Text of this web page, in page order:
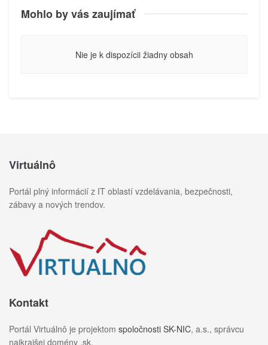
Mohlo by vás zaujímať
Nie je k dispozícii žiadny obsah
Virtuálnô
Portál plný informácií z IT oblastí vzdelávania, bezpečnosti,
zábavy a nových trendov.
Kontakt
Portál Virtuálnô je projektom spoločnosti SK-NIC, a.s., správcu
najkrajšej domény .sk.